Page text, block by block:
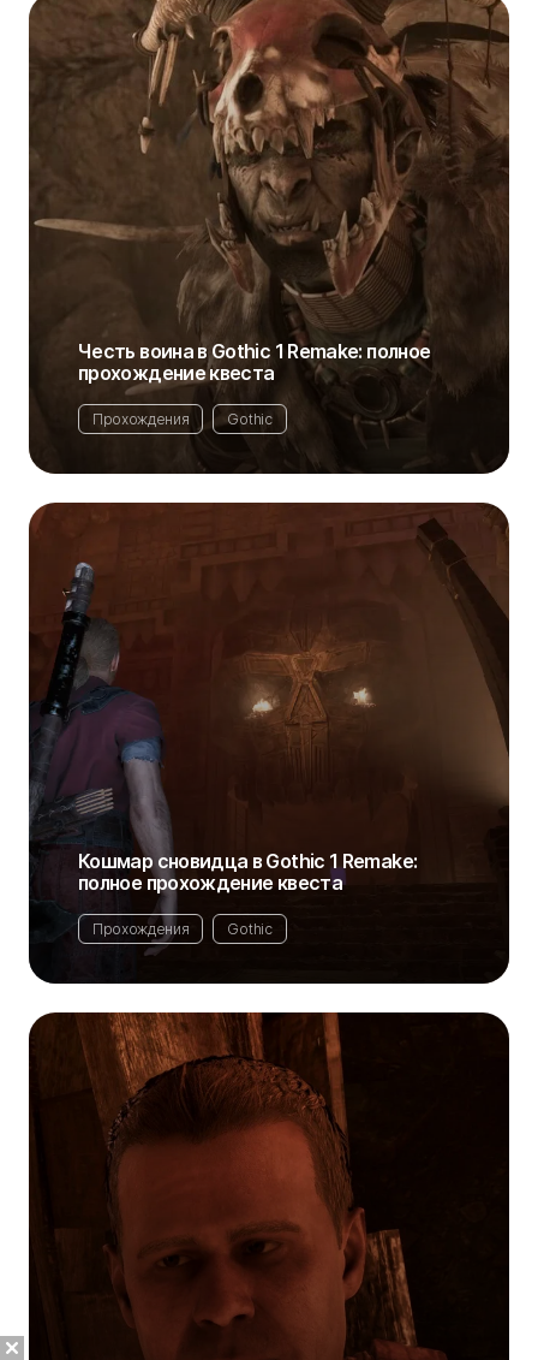
Честь воина в Gothic 1 Remake: полное
прохождение квеста
Прохождения Gothic
Кошмар сновидца в Gothic 1 Remake:
полное прохождение квеста
Прохождения Gothic